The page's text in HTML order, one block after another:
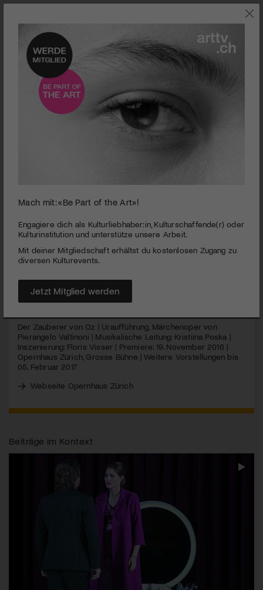
seconds
minutes,
seconds
Opernhaus Zürich | Der Zauberer von Oz
PUBLIZIERT AM 29. NOVEMBER 2016
getragen durch schöne Melodien mit viel Liebe zum Detail.
Eine lustige und stimmige Inszenierung, die nicht nur die
MEHR
Der Zauberer von Oz | Uraufführung, Märchenoper von
Pierangelo Valtinoni | Musikalische Leitung: Kristiina Poska |
Inszenierung: Floris Visser | Premiere: 19. November 2016 |
Opernhaus Zürich, Grosse Bühne | Weitere Vorstellungen bis
05. Februar 2017
Webseite Opernhaus Zürich
Beiträge im Kontext
Mach mit: «Be Part of the Art»!
Engagiere dich als Kulturliebhaber:in, Kulturschaffende(r) oder
Kulturinstitution und unterstütze unsere Arbeit.
Mit deiner Mitgliedschaft erhältst du kostenlosen Zugang zu
diversen Kulturevents.
Jetzt Mitglied werden